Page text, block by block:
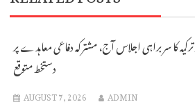
کا سربراہی اجلاس آج، مشترکہ دفاعی معاہدے پر
دستخط متوقع
AUGUST 7, 2026 ADMIN